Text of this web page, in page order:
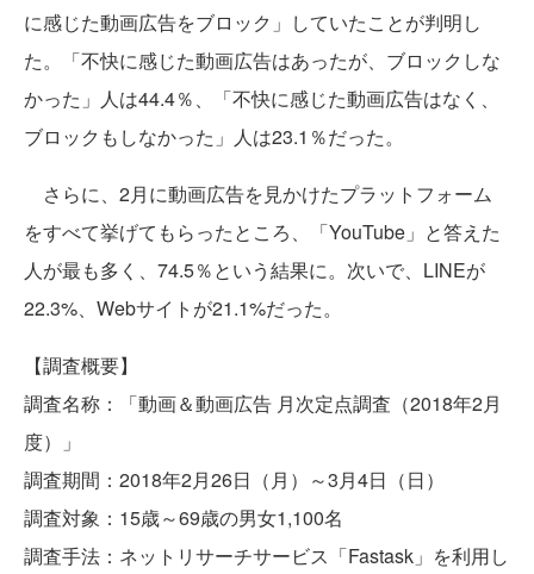
に感じた動画広告をブロック」していたことが判明し
た。「不快に感じた動画広告はあったが、ブロックしな
かった」人は44.4％、「不快に感じた動画広告はなく、
ブロックもしなかった」人は23.1％だった。
さらに、2月に動画広告を見かけたプラットフォーム
をすべて挙げてもらったところ、「YouTube」と答えた
人が最も多く、74.5％という結果に。次いで、LINEが
22.3%、Webサイトが21.1%だった。
【調査概要】
調査名称：「動画＆動画広告 月次定点調査（2018年2月
度）」
調査期間：2018年2月26日（月）～3月4日（日）
調査対象：15歳～69歳の男女1,100名
調査手法：ネットリサーチサービス「Fastask」を利用し